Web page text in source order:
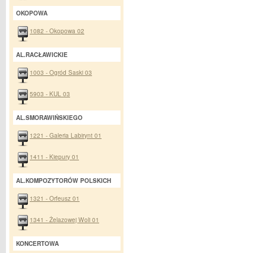
OKOPOWA
1082 - Okopowa 02
AL.RACŁAWICKIE
1003 - Ogród Saski 03
5903 - KUL 03
AL.SMORAWIŃSKIEGO
1221 - Galeria Labirynt 01
1411 - Kiepury 01
AL.KOMPOZYTORÓW POLSKICH
1321 - Orfeusz 01
1341 - Żelazowej Woli 01
KONCERTOWA